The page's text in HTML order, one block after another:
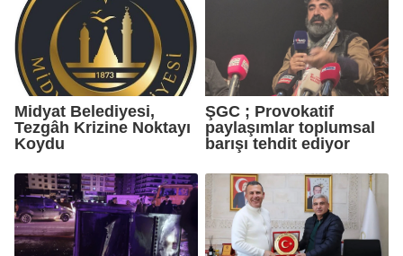
Midyat Belediyesi,
Tezgâh Krizine Noktayı
Koydu
ŞGC ; Provokatif
paylaşımlar toplumsal
barışı tehdit ediyor